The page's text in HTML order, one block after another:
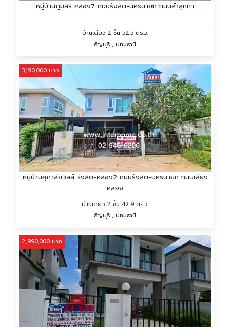
หมู่บ้านภูมิสิริ คลอง7 ถนนรังสิต-นครนายก ถนนลำลูกกา
บ้านเดี่ยว 2 ชั้น 52.5 ตร.ว.
ธัญบุรี , ปทุมธานี
3,190,000 บาท
หมู่บ้านศุภาลัยวิลล์ รังสิต-คลอง2 ถนนรังสิต-นครนายก ถนนเลียง
คลอง
บ้านเดี่ยว 2 ชั้น 42.9 ตร.ว.
ธัญบุรี , ปทุมธานี
2,990,000 บาท